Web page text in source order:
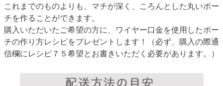
これまでのものよりも、マチが深く、ころんとした丸いポー
チを作ることができます。
購入いただいたご希望の方に、ワイヤー口金を使用したポー
チの作り方レシピをプレゼントします！（必ず、購入の際通
信欄にレシピ７５希望とお書きいただく必要があります。）